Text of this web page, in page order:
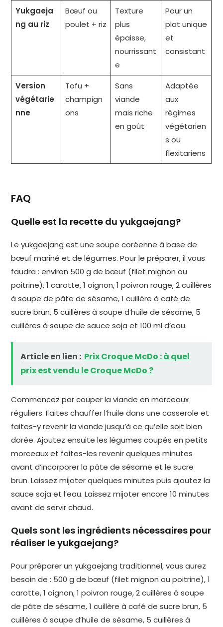
Yukgaeja
ng au riz
Bœuf ou
poulet + riz
Texture
plus
épaisse,
nourrissant
e
Pour un
plat unique
et
consistant
Version
végétarie
nne
Tofu +
champign
ons
Sans
viande
mais riche
en goût
Adaptée
aux
régimes
végétarien
s ou
flexitariens
FAQ
Quelle est la recette du yukgaejang?
Le yukgaejang est une soupe coréenne à base de
bœuf mariné et de légumes. Pour le préparer, il vous
faudra : environ 500 g de bœuf (filet mignon ou
poitrine), 1 carotte, 1 oignon, 1 poivron rouge, 2 cuillères
à soupe de pâte de sésame, 1 cuillère à café de
sucre brun, 5 cuillères à soupe d’huile de sésame, 5
cuillères à soupe de sauce soja et 100 ml d’eau.
Article en lien : Prix Croque McDo : à quel
prix est vendu le Croque McDo ?
Commencez par couper la viande en morceaux
réguliers. Faites chauffer l’huile dans une casserole et
faites-y revenir la viande jusqu’à ce qu’elle soit bien
dorée. Ajoutez ensuite les légumes coupés en petits
morceaux et faites-les revenir quelques minutes
avant d’incorporer la pâte de sésame et le sucre
brun. Laissez mijoter quelques minutes puis ajoutez la
sauce soja et l’eau. Laissez mijoter encore 10 minutes
avant de servir chaud.
Quels sont les ingrédients nécessaires pour
réaliser le yukgaejang?
Pour préparer un yukgaejang traditionnel, vous aurez
besoin de : 500 g de bœuf (filet mignon ou poitrine), 1
carotte, 1 oignon, 1 poivron rouge, 2 cuillères à soupe
de pâte de sésame, 1 cuillère à café de sucre brun, 5
cuillères à soupe d’huile de sésame, 5 cuillères à